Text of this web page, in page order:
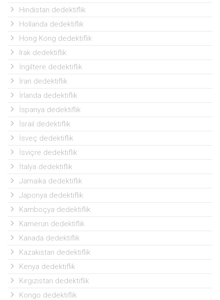
Hindistan dedektiflik
Hollanda dedektiflik
Hong Kong dedektiflik
Irak dedektiflik
İngiltere dedektiflik
İran dedektiflik
İrlanda dedektiflik
İspanya dedektiflik
İsrail dedektiflik
İsveç dedektiflik
İsviçre dedektiflik
İtalya dedektiflik
Jamaika dedektiflik
Japonya dedektiflik
Kamboçya dedektiflik
Kamerun dedektiflik
Kanada dedektiflik
Kazakistan dedektiflik
Kenya dedektiflik
Kırgızistan dedektiflik
Kongo dedektiflik